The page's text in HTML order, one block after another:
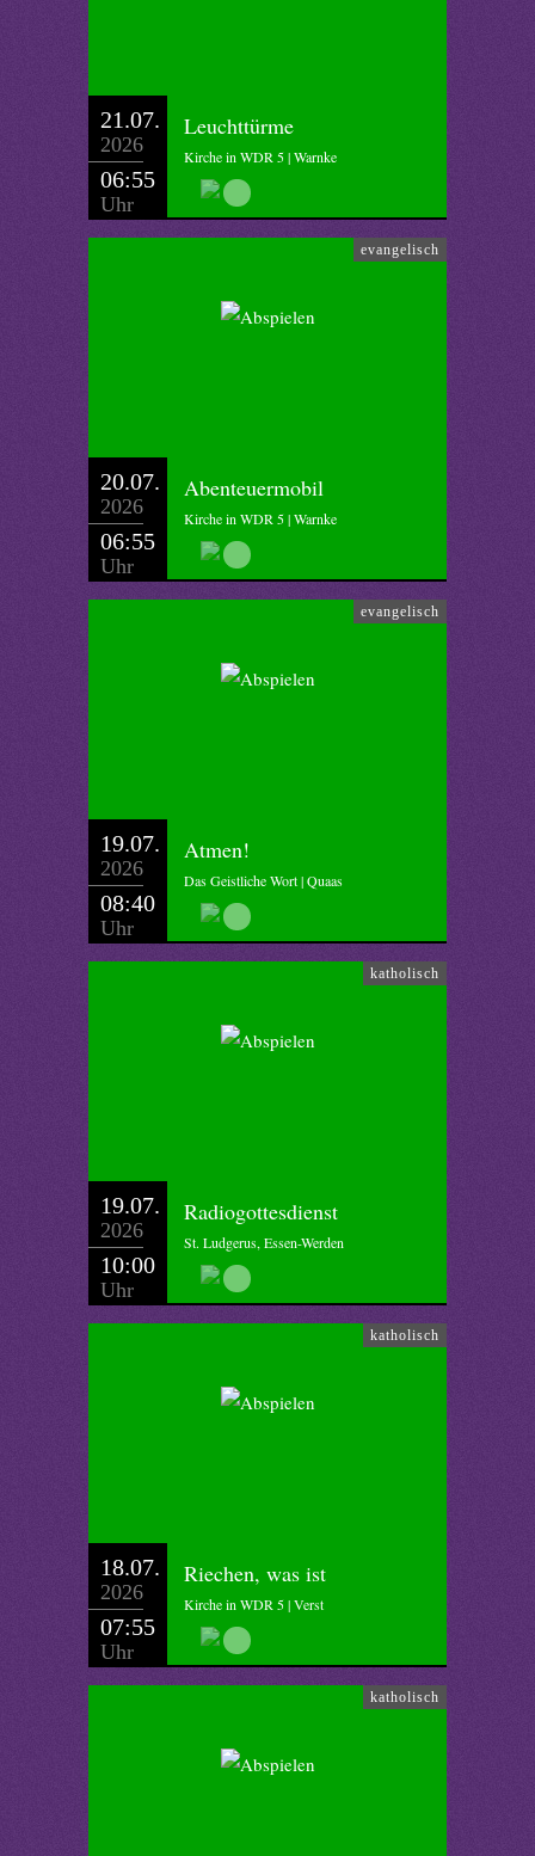
21.07.
2026
06:55
Uhr
Leuchttürme
Kirche in WDR 5 | Warnke
evangelisch
20.07.
2026
06:55
Uhr
Abenteuermobil
Kirche in WDR 5 | Warnke
evangelisch
19.07.
2026
08:40
Uhr
Atmen!
Das Geistliche Wort | Quaas
katholisch
19.07.
2026
10:00
Uhr
Radiogottesdienst
St. Ludgerus, Essen-Werden
katholisch
18.07.
2026
07:55
Uhr
Riechen, was ist
Kirche in WDR 5 | Verst
katholisch